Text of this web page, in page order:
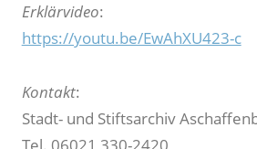
Erklärvideo:
https://youtu.be/EwAhXU423-c
Kontakt:
Stadt- und Stiftsarchiv